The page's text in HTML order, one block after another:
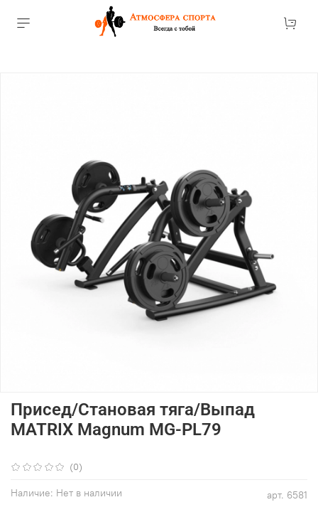
(0)
арт. 6581
Наличие: Нет в наличии
Присед/Становая тяга/Выпад
MATRIX Magnum MG-PL79